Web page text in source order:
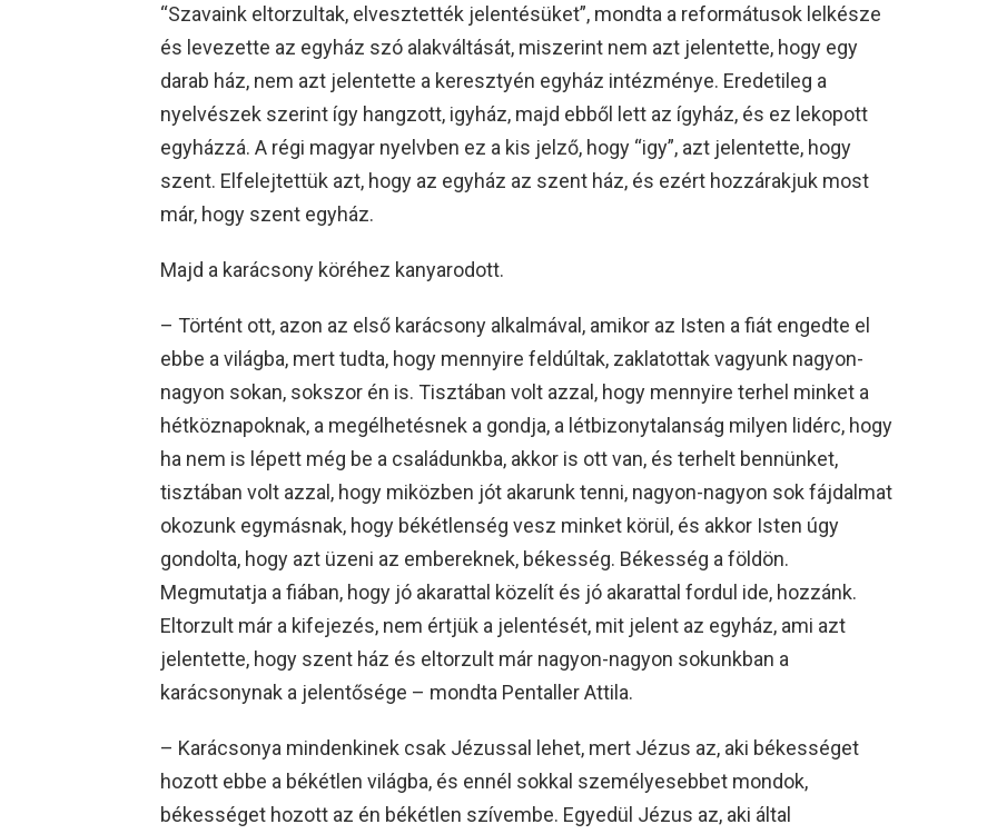
“Szavaink eltorzultak, elvesztették jelentésüket”, mondta a reformátusok lelkésze
és levezette az egyház szó alakváltását, miszerint nem azt jelentette, hogy egy
darab ház, nem azt jelentette a keresztyén egyház intézménye. Eredetileg a
nyelvészek szerint így hangzott, igyház, majd ebből lett az ígyház, és ez lekopott
egyházzá. A régi magyar nyelvben ez a kis jelző, hogy “igy”, azt jelentette, hogy
szent. Elfelejtettük azt, hogy az egyház az szent ház, és ezért hozzárakjuk most
már, hogy szent egyház.
Majd a karácsony köréhez kanyarodott.
– Történt ott, azon az első karácsony alkalmával, amikor az Isten a fiát engedte el
ebbe a világba, mert tudta, hogy mennyire feldúltak, zaklatottak vagyunk nagyon-
nagyon sokan, sokszor én is. Tisztában volt azzal, hogy mennyire terhel minket a
hétköznapoknak, a megélhetésnek a gondja, a létbizonytalanság milyen lidérc, hogy
ha nem is lépett még be a családunkba, akkor is ott van, és terhelt bennünket,
tisztában volt azzal, hogy miközben jót akarunk tenni, nagyon-nagyon sok fájdalmat
okozunk egymásnak, hogy békétlenség vesz minket körül, és akkor Isten úgy
gondolta, hogy azt üzeni az embereknek, békesség. Békesség a földön.
Megmutatja a fiában, hogy jó akarattal közelít és jó akarattal fordul ide, hozzánk.
Eltorzult már a kifejezés, nem értjük a jelentését, mit jelent az egyház, ami azt
jelentette, hogy szent ház és eltorzult már nagyon-nagyon sokunkban a
karácsonynak a jelentősége – mondta Pentaller Attila.
– Karácsonya mindenkinek csak Jézussal lehet, mert Jézus az, aki békességet
hozott ebbe a békétlen világba, és ennél sokkal személyesebbet mondok,
békességet hozott az én békétlen szívembe. Egyedül Jézus az, aki által